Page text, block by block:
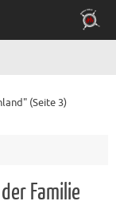
(Seite 3)
Familie